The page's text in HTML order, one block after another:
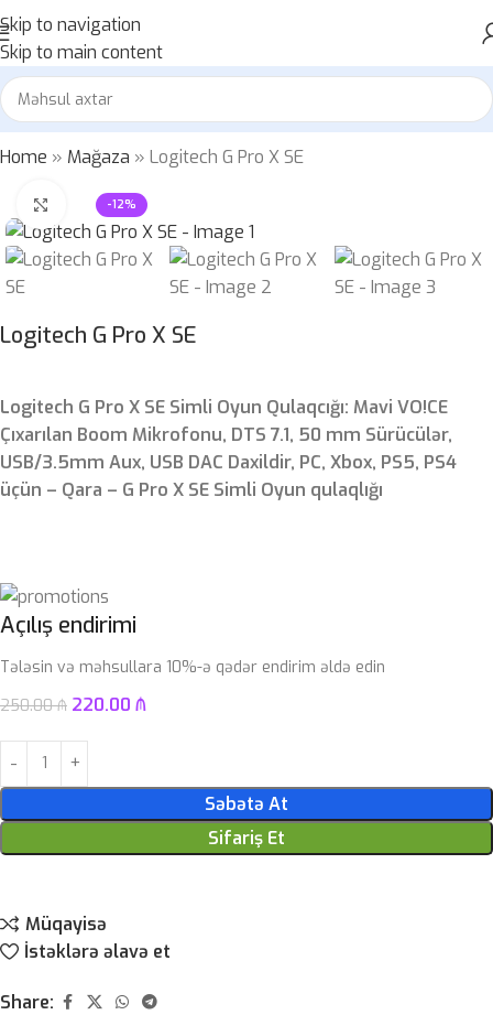
Skip to navigation
Skip to main content
Home » Mağaza » Logitech G Pro X SE
-12%
Böyütmək üçün klikləyin
Logitech G Pro X SE
Logitech G Pro X SE Simli Oyun Qulaqcığı: Mavi VO!CE
Çıxarılan Boom Mikrofonu, DTS 7.1, 50 mm Sürücülər,
USB/3.5mm Aux, USB DAC Daxildir, PC, Xbox, PS5, PS4
üçün – Qara – G Pro X SE Simli Oyun qulaqlığı
Açılış endirimi
Tələsin və məhsullara 10%-ə qədər endirim əldə edin
250.00₼ 220.00 ₼
Səbətə At
Sifariş Et
Müqayisə
İstəklərə əlavə et
Share: